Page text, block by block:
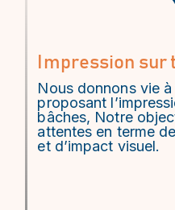
Impression sur
Nous donnons vie
proposant
bâches, Notre
attentes en terme
et d’impact visuel.